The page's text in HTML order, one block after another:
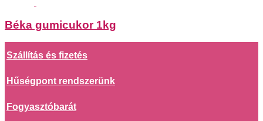
Béka gumicukor 1kg
Szállítás és fizetés
Hűségpont rendszerünk
Fogyasztóbarát